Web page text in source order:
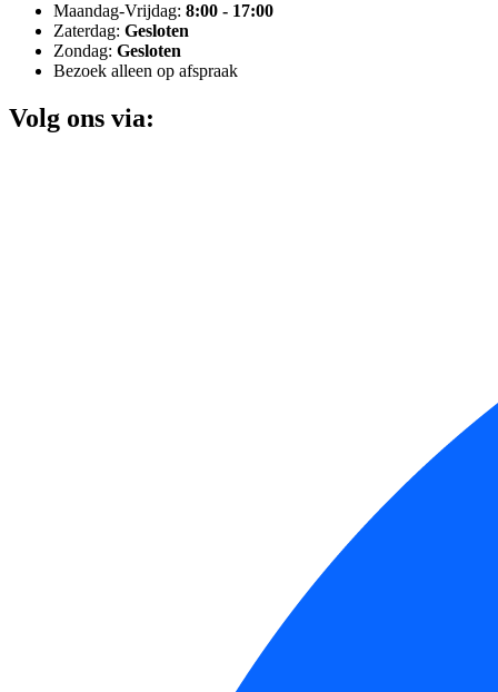
Maandag-Vrijdag: 8:00 - 17:00
Zaterdag: Gesloten
Zondag: Gesloten
Bezoek alleen op afspraak
Volg ons via: